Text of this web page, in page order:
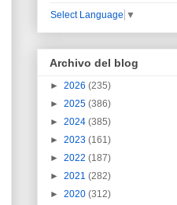
Select Language ▼
Archivo del blog
► 2026 (235)
► 2025 (386)
► 2024 (385)
► 2023 (161)
► 2022 (187)
► 2021 (282)
► 2020 (312)